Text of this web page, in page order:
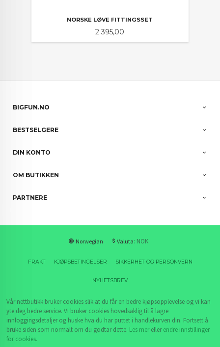
NORSKE LØVE FITTINGSSET
Pris
2 395,00
BIGFUN.NO
BESTSELGERE
DIN KONTO
OM BUTIKKEN
PARTNERE
Norwegian Valuta: NOK
FRAKT KJØPSBETINGELSER SIKKERHET OG PERSONVERN
NYHETSBREV
Vår nettbutikk bruker cookies slik at du får en bedre kjøpsopplevelse og vi kan
yte deg bedre service. Vi bruker cookies hovedsaklig til å lagre
innloggingsdetaljer og huske hva du har puttet i handlekurven din. Fortsett å
bruke siden som normalt om du godtar dette. Les merellerendre innstillinger
for cookies.